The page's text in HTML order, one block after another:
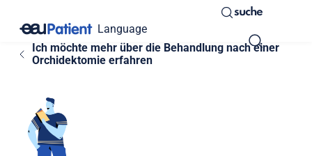
Language
suche
Ich möchte mehr über die Behandlung nach einer
Orchidektomie erfahren